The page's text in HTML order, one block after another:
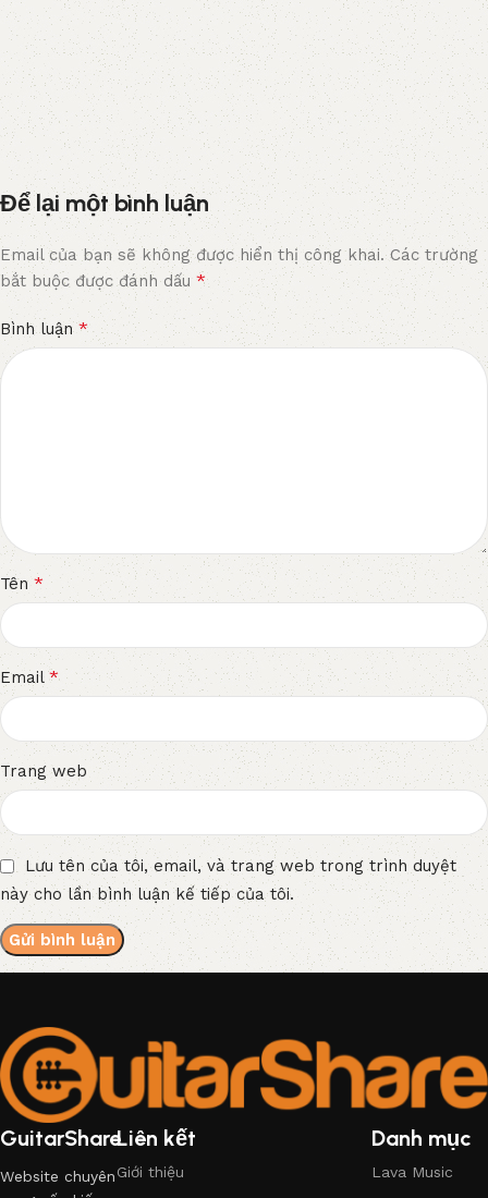
Để lại một bình luận
Email của bạn sẽ không được hiển thị công khai. Các trường
bắt buộc được đánh dấu *
Bình luận*
Tên *
Email*
Trang web
Lưu tên của tôi, email, và trang web trong trình duyệt
này cho lần bình luận kế tiếp của tôi.
GuitarShare
Website chuyên
Liên kết
Giới thiệu
Danh mục
Lava Music